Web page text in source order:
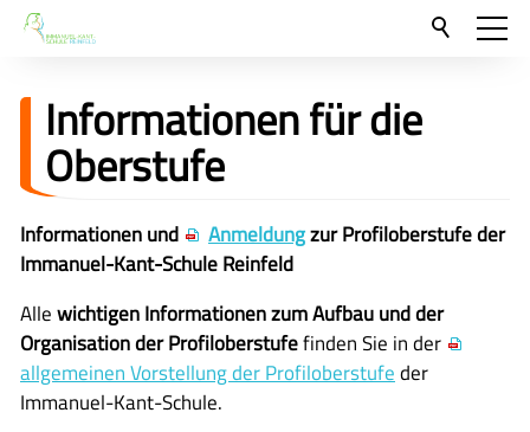
Neu hier?
Willkommen
Unsere Leitsätze
Schwerpunkte
Unsere Auszeichnungen
Informationen für Grundschüler
Informationen für die Oberstufe
Informationen für die
Oberstufe
Informationen und Anmeldungzur Profiloberstufe der
Immanuel-Kant-Schule Reinfeld
Allewichtigen Informationen zum Aufbau und der
Organisation der Profiloberstufefinden Sie in der
allgemeinen Vorstellung der Profiloberstufeder
Immanuel-Kant-Schule.